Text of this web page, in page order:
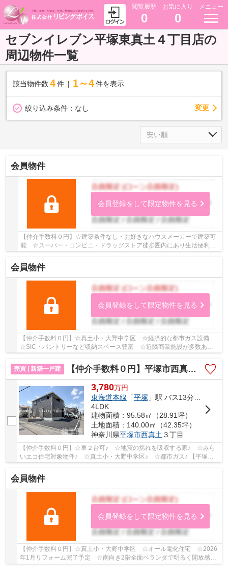
閲覧履歴
0
お気に入り
0
メニュー
セブンイレブン平塚東真土４丁目店の
周辺物件一覧
該当物件数 4件 1～4 件を表示
絞り込み条件： なし 変更
会員物件
会員登録をして限定物件を見る
【仲介手数料０円】☆建築条件なし・お好きなハウスメーカーで建築可
能 ☆スーパー・コンビニ・ドラッグストア徒歩圏内にあり生活便利
会員物件
会員登録をして限定物件を見る
【仲介手数料０円】☆真土小・大野中学区 ☆経済的な都市ガス設備
☆SIC・パントリーなど収納スペース豊富 ☆近隣商業施設が多数あり
住環境良好 ☆カースペース2台駐車可能（車種による...
売買 | 新築一戸建
【仲介手数料０円】平塚市西真土第7 新築一戸建て
3,780万円
東海道本線 「平塚 」駅 バス13分 「坂口」 停歩2分
4LDK
建物面積：95.58㎡（28.91坪）
土地面積：140.00㎡（42.35坪）
神奈川県平塚市西真土 ３丁目
【仲介手数料０円】☆車２台可♪ ☆地震の揺れを吸収する家♪ ☆みら
いエコ住宅対象物件♪ ☆真土小・大野中学区♪ ☆都市ガス♪ 【平塚市
の新築一戸建ての事ならリビングボイスにお任せ下さ...
会員物件
会員登録をして限定物件を見る
【仲介手数料０円】☆真土小・大野中学区 ☆オール電化住宅 ☆2026
年1月リフォーム完了予定 ☆南向き2階全面ベランダで明るく開放感あ
り ☆近隣商業施設が多数あり住環境良好♪ 【平塚市...